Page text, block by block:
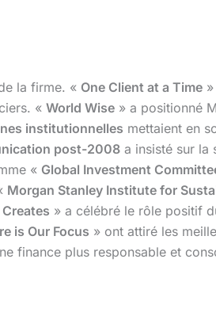
la firme. « One Client at a Time
« World Wise » a positionné
institutionnelles mettaient en
post-2008 a insisté sur la
« Global Investment
Morgan Stanley Institute for
» a célébré le rôle positif
is Our Focus » ont attiré les
finance plus responsable et